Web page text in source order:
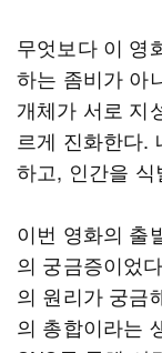
무엇보다 이 영
하는 좀비가 아
개체가 서로 지
르게 진화한다.
하고, 인간을
이번 영화의 출
의 궁금증이었
의 원리가 궁금
의 총합이라는